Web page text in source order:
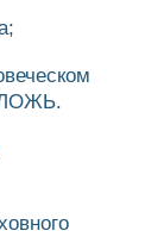
ЛОЖЬ.